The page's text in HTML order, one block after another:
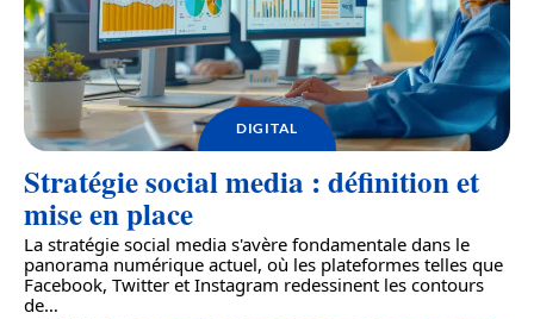
DIGITAL
Stratégie social media : définition et
mise en place
La stratégie social media s'avère fondamentale dans le
panorama numérique actuel, où les plateformes telles que
Facebook, Twitter et Instagram redessinent les contours
de…